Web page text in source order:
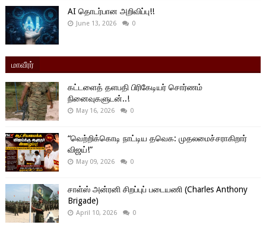
AI தொடர்பான அறிவிப்பு!!
June 13, 2026 0
மாவீரர்
கட்டளைத் தளபதி பிரிகேடியர் சொர்ணம்
நினைவுகளுடன்..!
May 16, 2026 0
“வெற்றிக்கொடி நாட்டிய தவெக: முதலமைச்சராகிறார்
விஜய்!”
May 09, 2026 0
சாள்ஸ் அன்ரனி சிறப்புப் படையணி (Charles Anthony
Brigade)
April 10, 2026 0